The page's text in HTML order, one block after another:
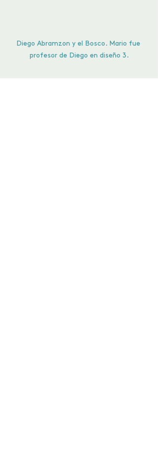
Diego Abramzon y el Bosco. Mario fue
profesor de Diego en diseño 3.